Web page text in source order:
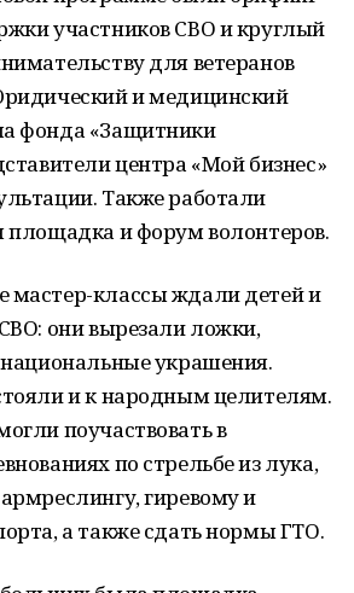
участников СВО и круглый
для ветеранов
и медицинский
фонда «Защитники
центра «Мой бизнес»
Также работали
площадка и форум волонтеров.
мастер-классы ждали детей и
они вырезали ложки,
украшения.
и к народным целителям.
поучаствовать в
по стрельбе из лука,
гиревому и
а также сдать нормы ГТО.